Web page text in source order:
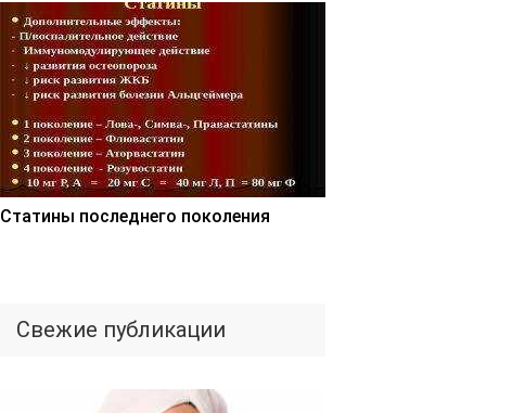
Статины последнего поколения
Свежие публикации